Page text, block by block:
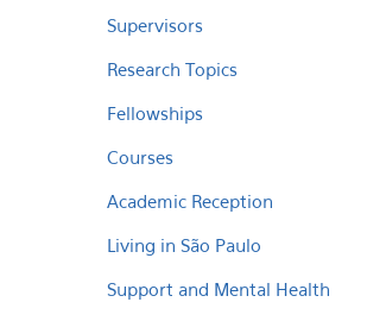
Supervisors
Research Topics
Fellowships
Courses
Academic Reception
Living in São Paulo
Support and Mental Health